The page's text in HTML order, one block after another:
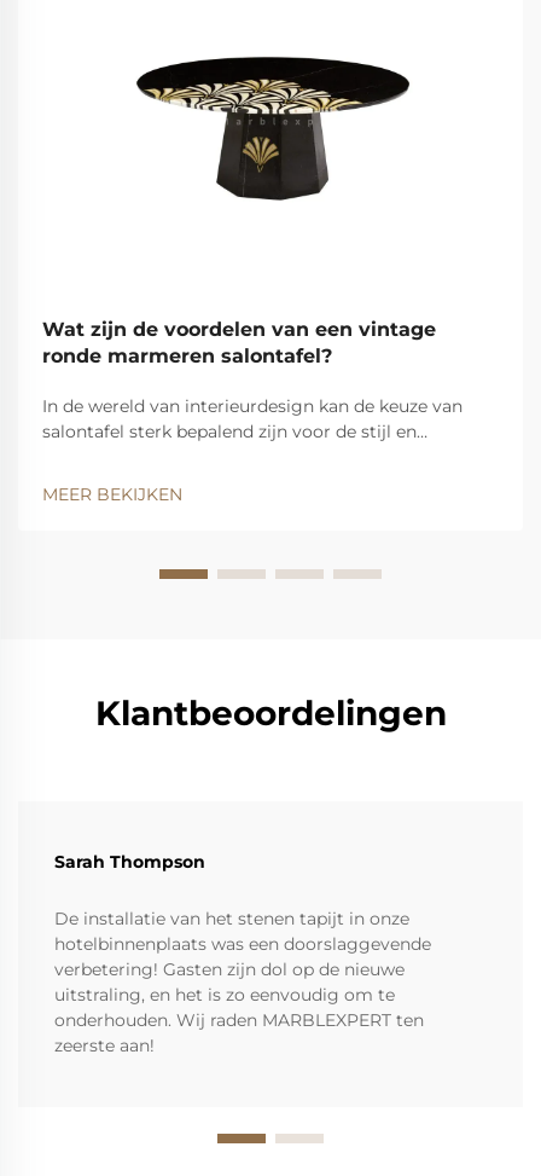
Wat zijn de voordelen van een vintage
ronde marmeren salontafel?
In de wereld van interieurdesign kan de keuze van
salontafel sterk bepalend zijn voor de stijl en
salontafel op als een tijdloos stuk dat naadloos een...
MEER BEKIJKEN
Klantbeoordelingen
Sarah Thompson
De installatie van het stenen tapijt in onze
hotelbinnenplaats was een doorslaggevende
verbetering! Gasten zijn dol op de nieuwe
uitstraling, en het is zo eenvoudig om te
onderhouden. Wij raden MARBLEXPERT ten
zeerste aan!